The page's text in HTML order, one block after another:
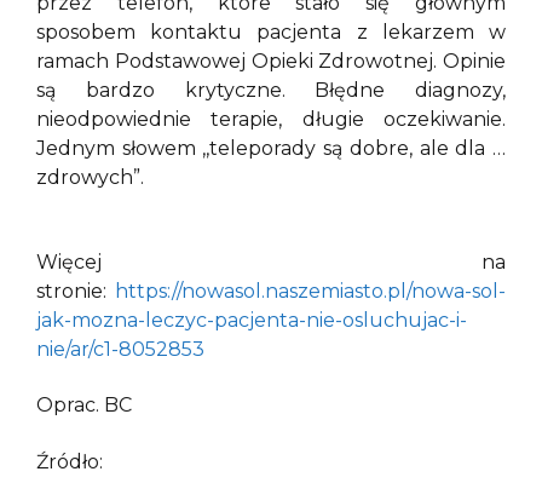
sposobem kontaktu pacjenta z lekarzem w
ramach Podstawowej Opieki Zdrowotnej. Opinie
są bardzo krytyczne. Błędne diagnozy,
nieodpowiednie terapie, długie oczekiwanie.
Jednym słowem ,,teleporady są dobre, ale dla …
zdrowych”.
Więcej na
stronie: https://nowasol.naszemiasto.pl/nowa-sol-
jak-mozna-leczyc-pacjenta-nie-osluchujac-i-
nie/ar/c1-8052853
Oprac. BC
Źródło: